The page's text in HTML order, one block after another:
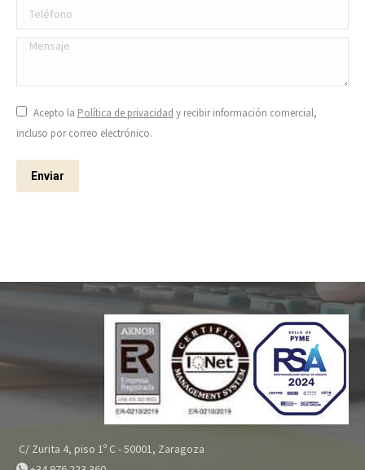
Teléfono
Mensaje
Acepto la Política de privacidad y recibir información comercial,
incluso por correo electrónico.
Enviar
C/ Zurita 4, piso 1º C - 50001, Zaragoza